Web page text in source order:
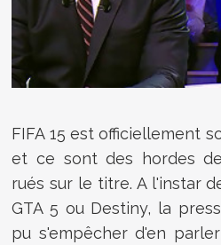
FIFA 15 est officiellement
et ce sont des hordes
rués sur le titre. A l'instar
GTA 5 ou Destiny, la
pu s'empêcher d'en